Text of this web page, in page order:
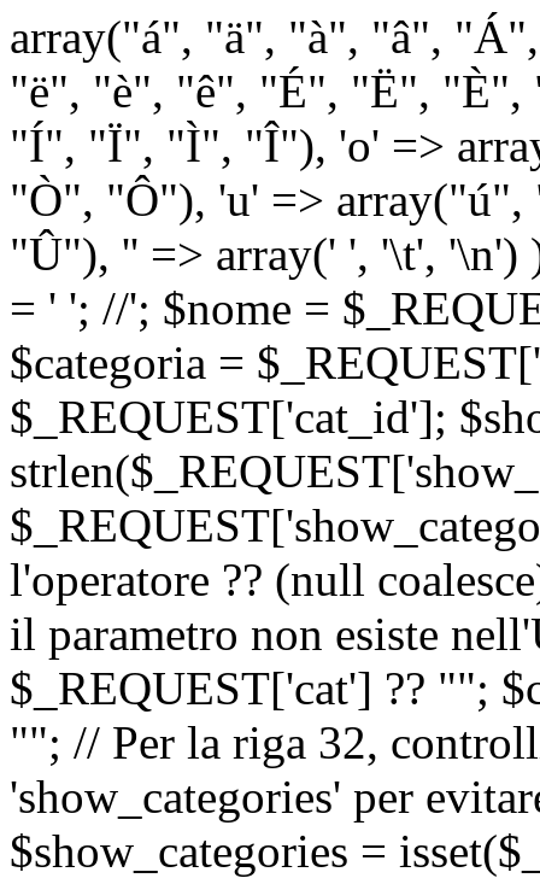
array("á", "ä", "à", "â",
"ë", "è", "ê", "É", "Ë",
"Í", "Ï", "Ì", "Î"), 'o' =>
"Ò", "Ô"), 'u' =>
"Û"), '' => array(' ', '\t',
= ' '; //'; $nome =
$categoria =
$_REQUEST['cat_id'];
l'operatore ?? (null
il parametro non esiste
$_REQUEST['cat'] ?? "";
""; // Per la riga 32,
'show_categories' per
$show_categories =